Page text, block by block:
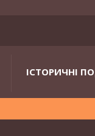
ІСТОРИЧНІ